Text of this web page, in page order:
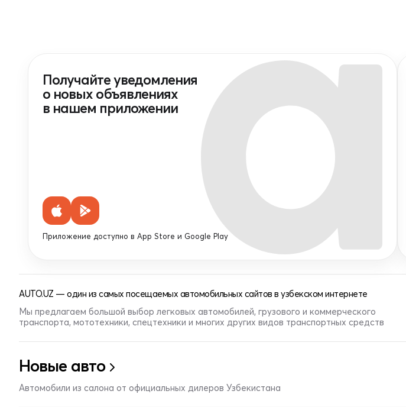
Получайте уведомления
о новых объявлениях
в нашем приложении
Приложение доступно в App Store и Google Play
AUTO.UZ — один из самых посещаемых автомобильных сайтов в узбекском интернете
Мы предлагаем большой выбор легковых автомобилей, грузового и коммерческого
транспорта, мототехники, спецтехники и многих других видов транспортных средств
Новые авто
Автомобили из салона от официальных дилеров Узбекистана